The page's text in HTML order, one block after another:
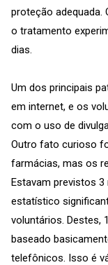
proteção adequada.
o tratamento
dias.
Um dos principais
em internet, e os
com o uso de
Outro fato curioso
farmácias, mas os
Estavam previstos
estatístico
voluntários. Destes,
baseado
telefônicos. Isso é